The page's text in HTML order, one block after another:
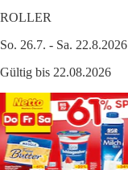
ROLLER
So. 26.7. - Sa. 22.8.2026
Gültig bis 22.08.2026